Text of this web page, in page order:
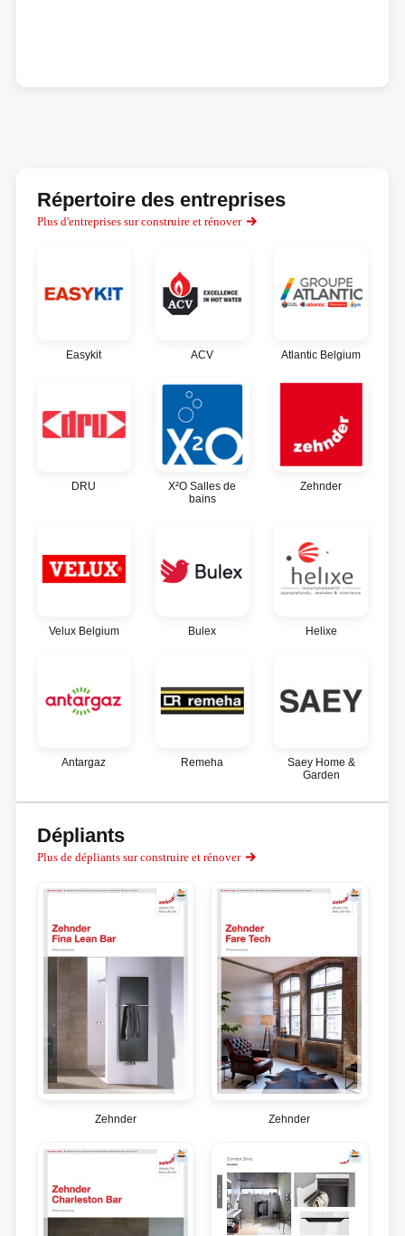
Répertoire des entreprises
Plus d'entreprises sur construire et rénover
Easykit ACV Atlantic Belgium
DRU
X²O Salles de
bains
Zehnder
Velux Belgium Bulex Helixe
Antargaz Remeha
Saey Home &
Garden
Dépliants
Plus de dépliants sur construire et rénover
Zehnder Zehnder